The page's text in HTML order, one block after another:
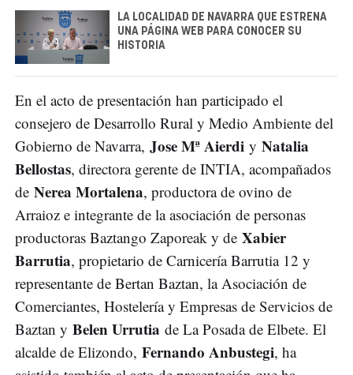
LA LOCALIDAD DE NAVARRA QUE ESTRENA
UNA PÁGINA WEB PARA CONOCER SU
HISTORIA
En el acto de presentación han participado el
consejero de Desarrollo Rural y Medio Ambiente del
Gobierno de Navarra, Jose Mª Aierdi y Natalia
Bellostas, directora gerente de INTIA, acompañados
de Nerea Mortalena, productora de ovino de
Arraioz e integrante de la asociación de personas
productoras Baztango Zaporeak y de Xabier
Barrutia, propietario de Carnicería Barrutia 12 y
representante de Bertan Baztan, la Asociación de
Comerciantes, Hostelería y Empresas de Servicios de
Baztan y Belen Urrutia de La Posada de Elbete. El
alcalde de Elizondo, Fernando Anbustegi, ha